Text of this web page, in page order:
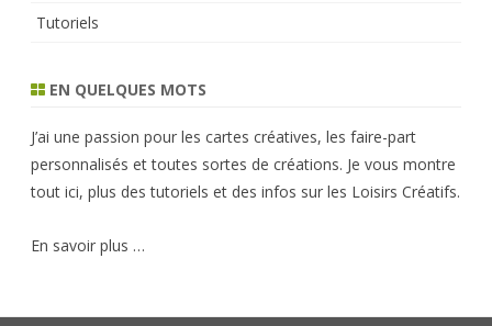
Tutoriels
EN QUELQUES MOTS
J’ai une passion pour les cartes créatives, les faire-part
personnalisés et toutes sortes de créations. Je vous montre
tout ici, plus des tutoriels et des infos sur les Loisirs Créatifs.
En savoir plus …